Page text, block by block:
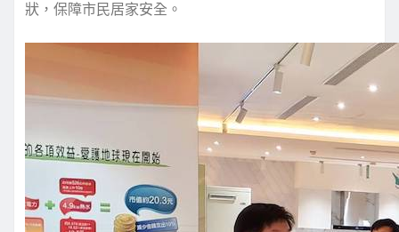
狀，保障市民居家安全。